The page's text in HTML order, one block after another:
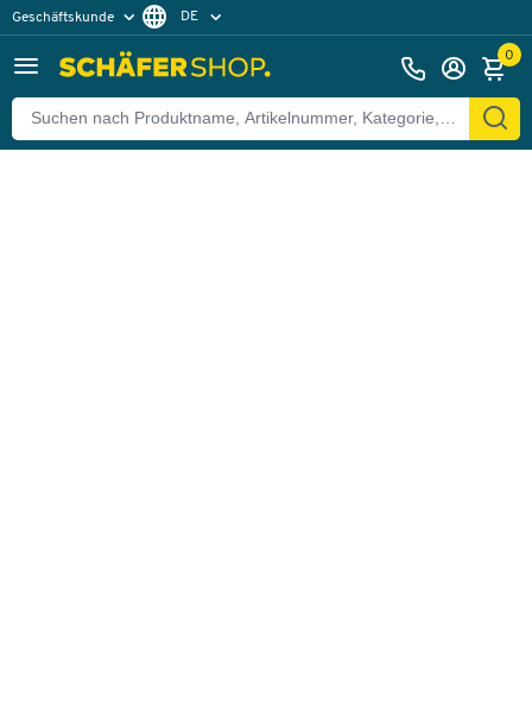
Geschäftskunde DE
0
Zurück